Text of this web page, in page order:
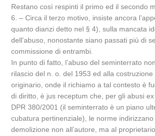
Restano così respinti il primo ed il secondo
6. – Circa il terzo motivo, insiste ancora
quanto dianzi detto nel § 4), sulla mancata
dell’abuso, nonostante siano passati più di
commissione di entrambi.
In punto di fatto, l’abuso del seminterrato
rilascio del n. o. del 1953 ed alla costruzione
originario, onde il richiamo a tal contesto è
di diritto, è jus receptum che, per gli abusi
DPR 380/2001 (il seminterrato è un piano
cubatura pertinenziale), le norme indirizzano
demolizione non all’autore, ma al